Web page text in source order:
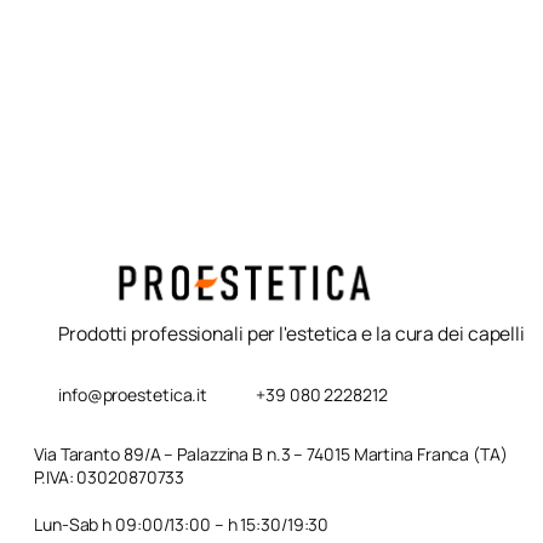
Prodotti professionali per l'estetica e la cura dei capelli
info@proestetica.it +39 080 2228212
Via Taranto 89/A – Palazzina B n.3 – 74015 Martina Franca (TA)
P.IVA: 03020870733
Lun-Sab h 09:00/13:00 – h 15:30/19:30